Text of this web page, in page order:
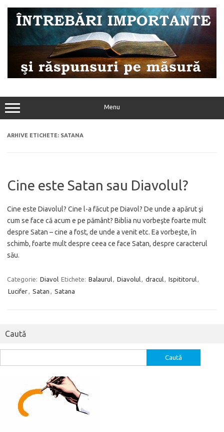
conținut
Menu
ARHIVE ETICHETE: SATANA
Cine este Satan sau Diavolul?
Cine este Diavolul? Cine l-a făcut pe Diavol? De unde a apărut şi
cum se face că acum e pe pământ? Biblia nu vorbeşte foarte mult
despre Satan – cine a fost, de unde a venit etc. Ea vorbeşte, în
schimb, foarte mult despre ceea ce face Satan, despre caracterul
său.
Categorie: Diavol Etichete: Balaurul Diavolul dracul Ispititorul
Lucifer
Satan Satana
Caută
după: